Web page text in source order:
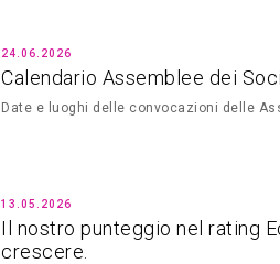
24.06.2026
Calendario Assemblee dei
Date e luoghi delle convocazioni delle
13.05.2026
Il nostro punteggio nel rating
crescere.